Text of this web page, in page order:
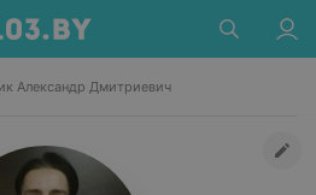
Александр Дмитриевич